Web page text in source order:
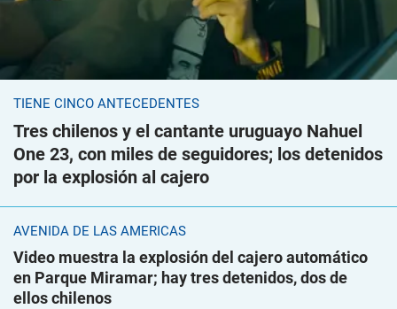
TIENE CINCO ANTECEDENTES
Tres chilenos y el cantante uruguayo Nahuel
One 23, con miles de seguidores; los detenidos
por la explosión al cajero
AVENIDA DE LAS AMÉRICAS
Video muestra la explosión del cajero automático
en Parque Miramar; hay tres detenidos, dos de
ellos chilenos